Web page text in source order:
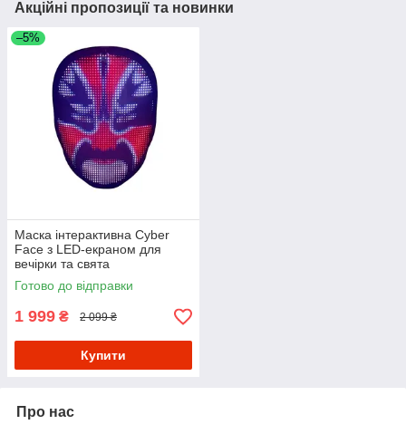
Акційні пропозиції та новинки
–5%
Маска інтерактивна Cyber
Face з LED-екраном для
вечірки та свята
Готово до відправки
1 999 ₴ 2 099 ₴
Купити
Про нас